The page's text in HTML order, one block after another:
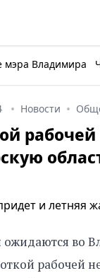
мэра Владимира
Новости
и летняя
во
рабочей